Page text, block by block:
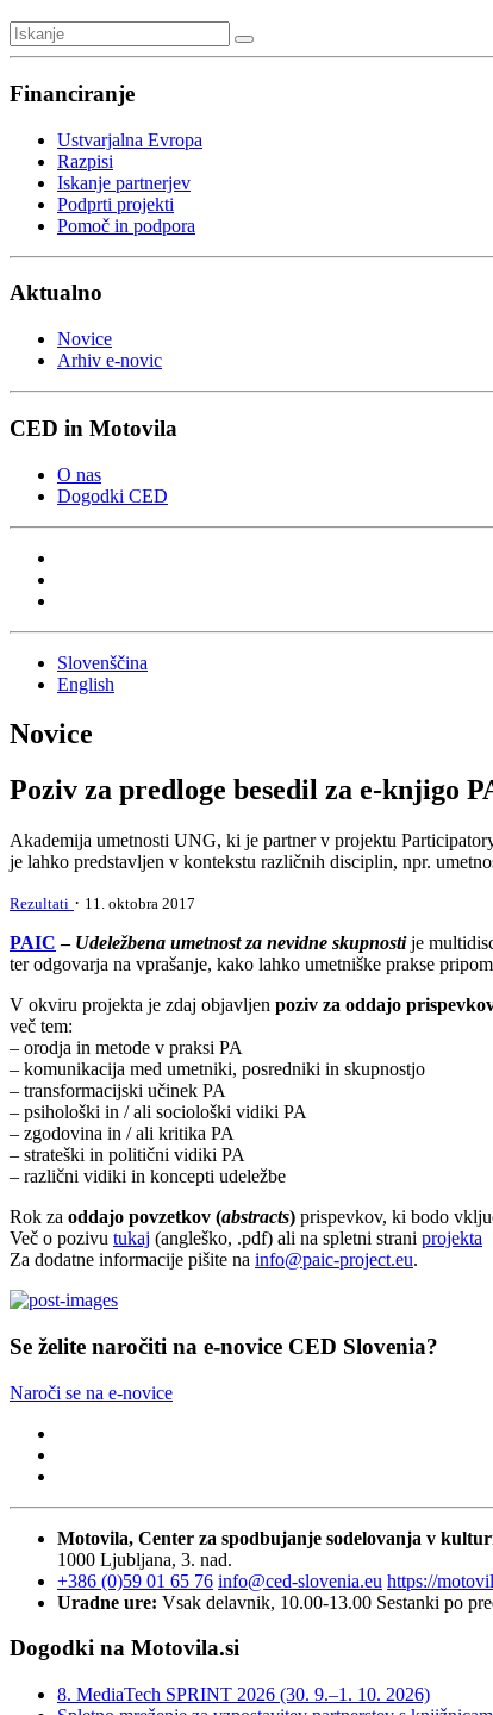
Financiranje
Ustvarjalna Evropa
Razpisi
Iskanje partnerjev
Podprti projekti
Pomoč in podpora
Aktualno
Novice
Arhiv e-novic
CED in Motovila
O nas
Dogodki CED
Slovenščina
English
Novice
Poziv za predloge besedil za e-knjigo
Akademija umetnosti UNG, ki je partner v projektu
je lahko predstavljen v kontekstu različnih disciplin, npr.
Rezultati · 11. oktobra 2017
PAIC – Udeležbena umetnost za nevidne skupnostije
ter odgovarja na vprašanje, kako lahko umetniške prakse
V okviru projekta je zdaj objavljen poziv za oddajo
več tem:
– orodja in metode v praksi PA
– komunikacija med umetniki, posredniki in skupnostjo
– transformacijski učinek PA
– psihološki in / ali sociološki vidiki PA
– zgodovina in / ali kritika PA
– strateški in politični vidiki PA
– različni vidiki in koncepti udeležbe
Rok za oddajo povzetkov (abstracts) prispevkov, ki bodo
Več o pozivu tukaj (angleško, .pdf) ali na spletni strani projekta
Za dodatne informacije pišite na info@paic-project.eu.
Se želite naročiti na e-novice CED Slovenia?
Naroči se na e-novice
Motovila, Center za spodbujanje sodelovanja v
1000 Ljubljana, 3. nad.
+386 (0)59 01 65 76 info@ced-slovenia.eu https://
Uradne ure: Vsak delavnik, 10.00-13.00 Sestanki po
Dogodki na Motovila.si
8. MediaTech SPRINT 2026 (30. 9.–1. 10. 2026)